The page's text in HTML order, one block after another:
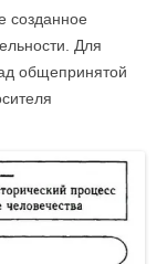
созданное
Для
общепринятой